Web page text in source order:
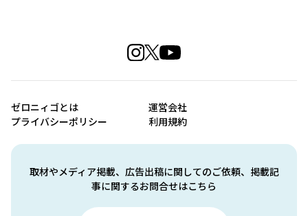
取材やメディア掲載、広告出稿に関してのご依頼、掲載記
事に関するお問合せはこちら
ゼロニィゴとは
運営会社
プライバシーポリシー
利用規約